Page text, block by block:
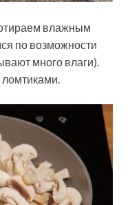
влажным
по возможности
много влаги).